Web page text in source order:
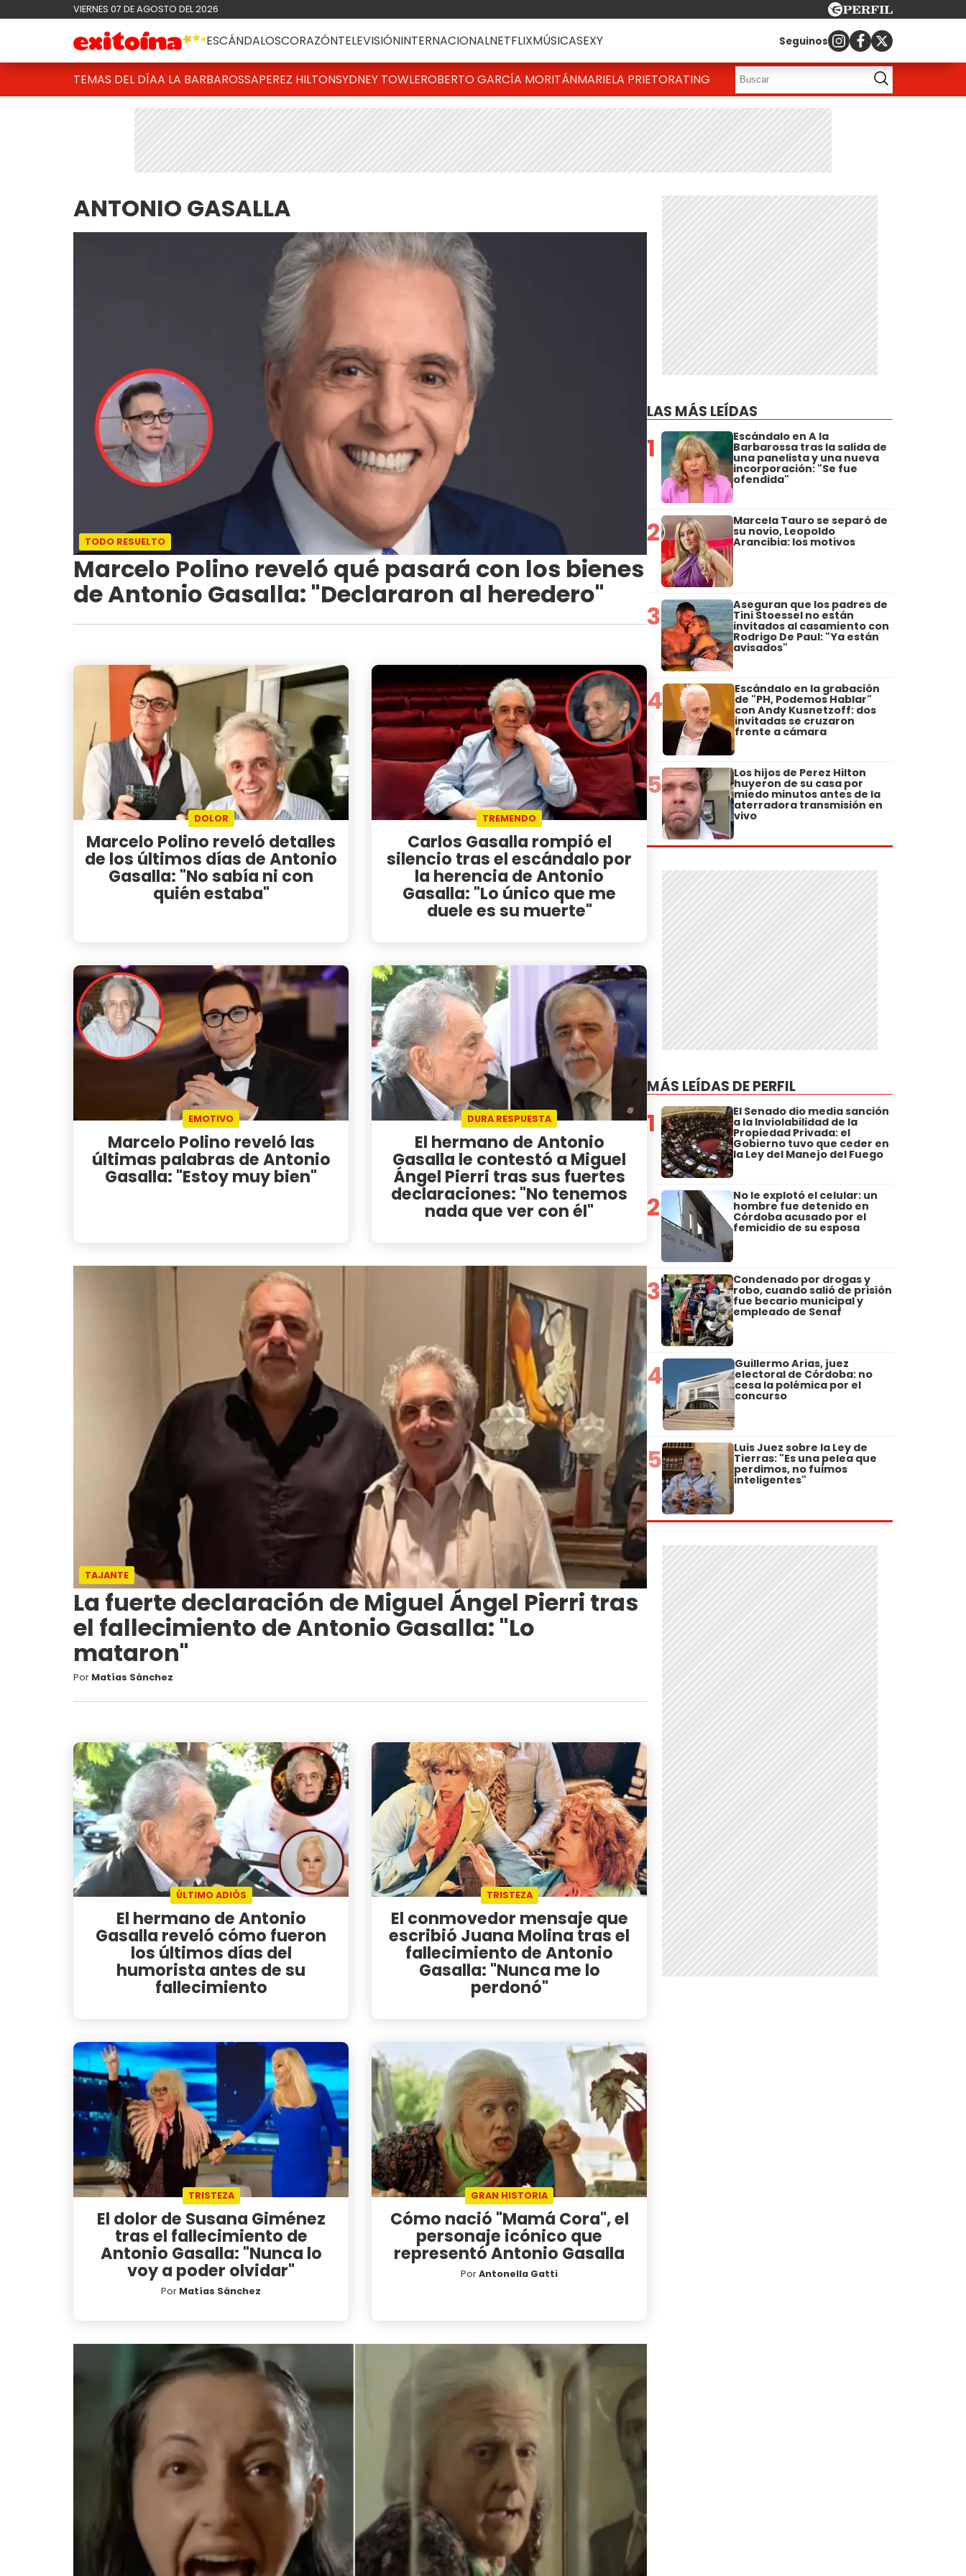
VIERNES 07 DE AGOSTO DEL 2026
ESCÁNDALOSCORAZÓNTELEVISIÓNINTERNACIONALNETFLIXMÚSICASEXY Seguinos
TEMAS DEL DÍAA LA BARBAROSSAPEREZ HILTONSYDNEY TOWLEROBERTO GARCÍA MORITÁNMARIELA PRIETORATING
ANTONIO GASALLA
TODO RESUELTO
Marcelo Polino reveló qué pasará con los bienes
de Antonio Gasalla: "Declararon al heredero"
DOLOR
Marcelo Polino reveló detalles
de los últimos días de Antonio
Gasalla: "No sabía ni con
quién estaba"
TREMENDO
Carlos Gasalla rompió el
silencio tras el escándalo por
la herencia de Antonio
Gasalla: "Lo único que me
duele es su muerte"
EMOTIVO
Marcelo Polino reveló las
últimas palabras de Antonio
Gasalla: "Estoy muy bien"
DURA RESPUESTA
El hermano de Antonio
Gasalla le contestó a Miguel
Ángel Pierri tras sus fuertes
declaraciones: "No tenemos
nada que ver con él"
TAJANTE
La fuerte declaración de Miguel Ángel Pierri tras
el fallecimiento de Antonio Gasalla: "Lo
mataron"
Por Matías Sánchez
ÚLTIMO ADIÓS
El hermano de Antonio
Gasalla reveló cómo fueron
los últimos días del
humorista antes de su
fallecimiento
TRISTEZA
El conmovedor mensaje que
escribió Juana Molina tras el
fallecimiento de Antonio
Gasalla: "Nunca me lo
perdonó"
TRISTEZA
El dolor de Susana Giménez
tras el fallecimiento de
Antonio Gasalla: "Nunca lo
voy a poder olvidar"
Por Matías Sánchez
GRAN HISTORIA
Cómo nació "Mamá Cora", el
personaje icónico que
representó Antonio Gasalla
PorAntonella Gatti
LAS MÁS LEÍDAS
1 Escándalo en A la
Barbarossa tras la salida de
una panelista y una nueva
incorporación: "Se fue
ofendida"
2 Marcela Tauro se separó de
su novio, Leopoldo
Arancibia: los motivos
3 Aseguran que los padres de
Tini Stoessel no están
invitados al casamiento con
Rodrigo De Paul: "Ya están
avisados"
4 Escándalo en la grabación
de "PH, Podemos Hablar"
con Andy Kusnetzoff: dos
invitadas se cruzaron
frente a cámara
5 Los hijos de Perez Hilton
huyeron de su casa por
miedo minutos antes de la
aterradora transmisión en
vivo
MÁS LEÍDAS DE PERFIL
1 El Senado dio media sanción
a la Inviolabilidad de la
Propiedad Privada: el
Gobierno tuvo que ceder en
la Ley del Manejo del Fuego
2 No le explotó el celular: un
hombre fue detenido en
Córdoba acusado por el
femicidio de su esposa
3 Condenado por drogas y
robo, cuando salió de prisión
fue becario municipal y
empleado de Senaf
4 Guillermo Arias, juez
electoral de Córdoba: no
cesa la polémica por el
concurso
5 Luis Juez sobre la Ley de
Tierras: "Es una pelea que
perdimos, no fuimos
inteligentes"